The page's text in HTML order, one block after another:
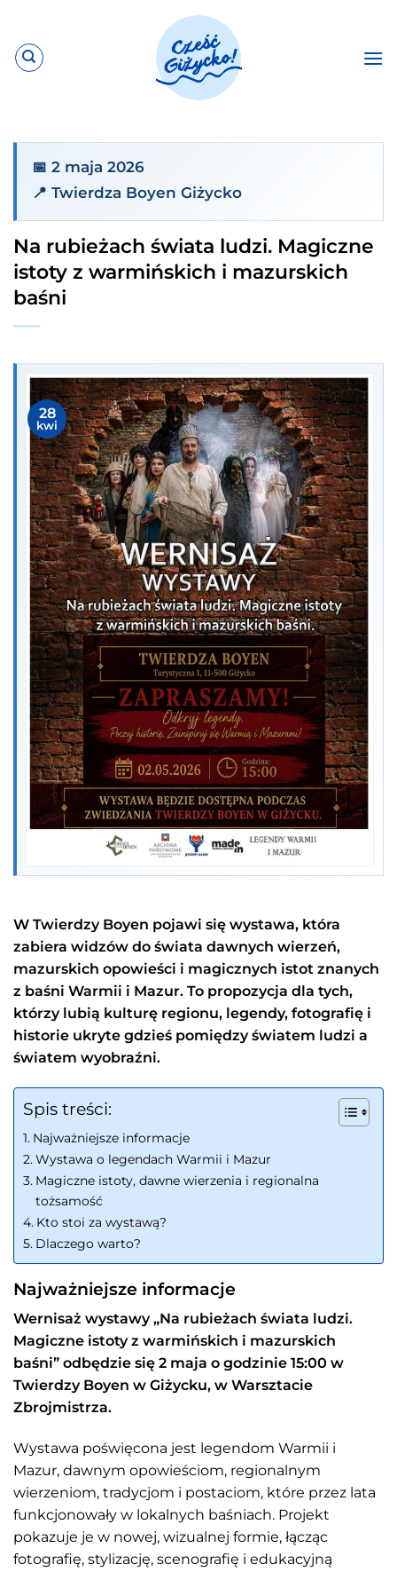
zawartości
📅 2 maja 2026
📍 Twierdza Boyen Giżycko
Na rubieżach świata ludzi. Magiczne
istoty z warmińskich i mazurskich
baśni
28
kwi
W Twierdzy Boyen pojawi się wystawa, która
zabiera widzów do świata dawnych wierzeń,
mazurskich opowieści i magicznych istot znanych
z baśni Warmii i Mazur. To propozycja dla tych,
którzy lubią kulturę regionu, legendy, fotografię i
historie ukryte gdzieś pomiędzy światem ludzi a
światem wyobraźni.
Spis treści:
Najważniejsze informacje
Wystawa o legendach Warmii i Mazur
Magiczne istoty, dawne wierzenia i regionalna
tożsamość
Kto stoi za wystawą?
Dlaczego warto?
Najważniejsze informacje
Wernisaż wystawy „Na rubieżach świata ludzi.
Magiczne istoty z warmińskich i mazurskich
baśni” odbędzie się 2 maja o godzinie 15:00 w
Twierdzy Boyen w Giżycku, w Warsztacie
Zbrojmistrza.
Wystawa poświęcona jest legendom Warmii i
Mazur, dawnym opowieściom, regionalnym
wierzeniom, tradycjom i postaciom, które przez lata
funkcjonowały w lokalnych baśniach. Projekt
pokazuje je w nowej, wizualnej formie, łącząc
fotografię, stylizację, scenografię i edukacyjną